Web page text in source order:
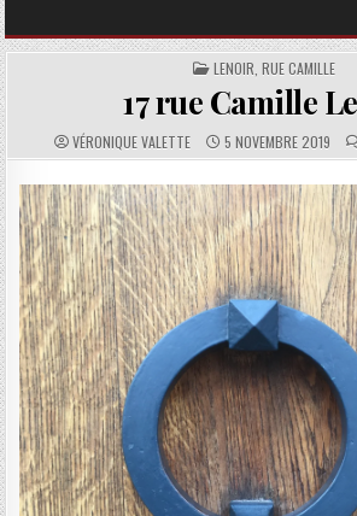
POSTED IN
LENOIR, RUE CAMILLE
17 rue Camille
AUTHOR:
VÉRONIQUE VALETTE PUBLISHED DATE:
5 NOVEMBRE 2019